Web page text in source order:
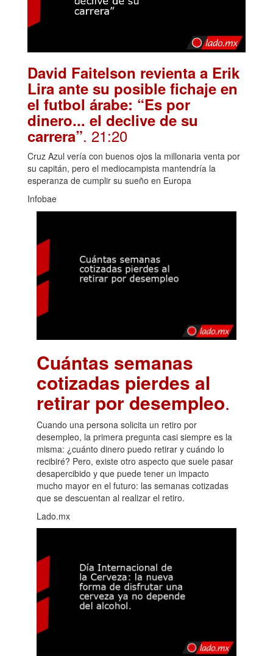
David Faitelson revienta a Erik
Lira ante su posible fichaje en
el futbol árabe: “Es por
dinero... el declive de su
carrera”. 21:20
Cruz Azul vería con buenos ojos la millonaria venta por
su capitán, pero el mediocampista mantendría la
esperanza de cumplir su sueño en Europa
Infobae
Cuántas semanas
cotizadas pierdes al
retirar por desempleo.
Cuando una persona solicita un retiro por
desempleo, la primera pregunta casi siempre es la
misma: ¿cuánto dinero puedo retirar y cuándo lo
recibiré? Pero, existe otro aspecto que suele pasar
desapercibido y que puede tener un impacto
mucho mayor en el futuro: las semanas cotizadas
que se descuentan al realizar el retiro.
Lado.mx